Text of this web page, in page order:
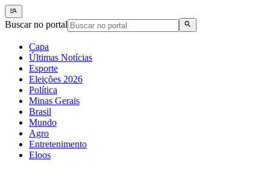
Buscar no portal
Capa
Últimas Notícias
Esporte
Eleições 2026
Política
Minas Gerais
Brasil
Mundo
Agro
Entretenimento
Eloos